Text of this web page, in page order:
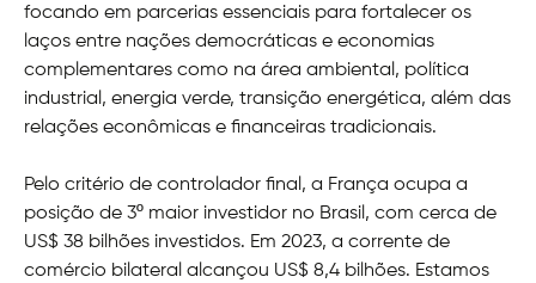
focando em parcerias essenciais para fortalecer os
laços entre nações democráticas e economias
complementares como na área ambiental, política
industrial, energia verde, transição energética, além das
relações econômicas e financeiras tradicionais.
Pelo critério de controlador final, a França ocupa a
posição de 3º maior investidor no Brasil, com cerca de
US$ 38 bilhões investidos. Em 2023, a corrente de
comércio bilateral alcançou US$ 8,4 bilhões. Estamos